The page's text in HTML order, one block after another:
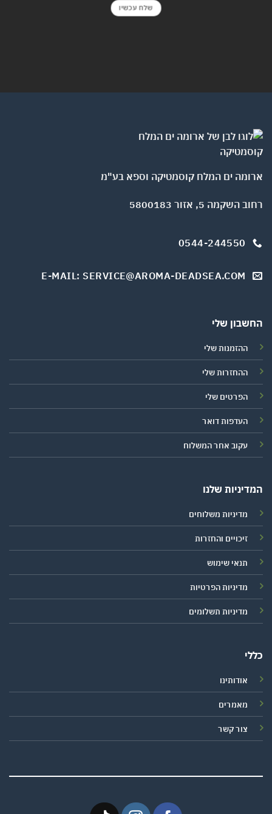
שלח עכשיו
ארומה ים המלח קוסמטיקה וספא בע"מ
רחוב השקמה 5, אזור 5800183
0544-244550
E-MAIL: SERVICE@AROMA-DEADSEA.COM
החשבון שלי
ההזמנות שלי
ההחזרות שלי
הפרטים שלי
העדפות דואר
עקוב אחר המשלוח
המדיניות שלנו
מדיניות משלוחים
זיכויים והחזרות
תנאי שימוש
מדיניות הפרטיות
מדיניות תשלומים
כללי
אודותינו
מאמרים
צור קשר